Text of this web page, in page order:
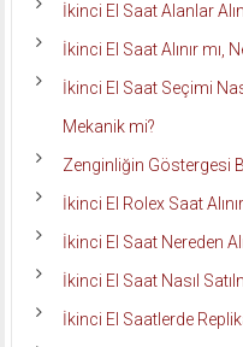
İkinci El Saat Alanlar
İkinci El Saat Alınır mı,
İkinci El Saat Seçimi
Mekanik mi?
Zenginliğin Göstergesi
İkinci El Rolex Saat
İkinci El Saat Nereden
İkinci El Saat Nasıl
İkinci El Saatlerde